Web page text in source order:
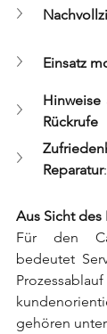
Einsatz
Hinweise
Rückrufe
Reparatur:
Aus Sicht des
Für den
bedeutet
gehören